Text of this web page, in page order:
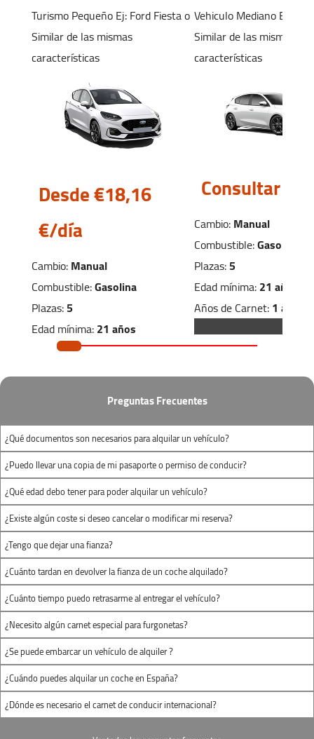
Domingo:Cerrado
Sevilla Cartuja
C.C TORRE SEVILLA CAMINO
DESCUBRIMIENTOS, S N
+34 652 952 388
Ver Mapa
Horario:
Lunes-Viernes:08:00 - 19:00
Sábado:09:00 - 17:00
09:00 - 17:00
Pol.Ind. La Negrilla
Pol. Ind. La Negrilla. C/Tipografía nº 16
(Nave 3)
Sevilla Este, Sevilla 41016
+34 652 952 388
sevillaE@autofurgo.com
Ver Mapa
Horario:
Lunes-Viernes:08:00 - 18:00
Turismo PequeñoEj: Ford Fiestao
Similar de las mismas
características
Desde €18,16
€/día
Cambio:Manual
Combustible:Gasolina
Plazas:5
Edad mínima:21 años
Años de Carnet:1 año
2 maletas pequeñas
Vehiculo MedianoEj:
Similar de las mismas
características
Consultar
Cambio:Manual
Combustible:Gasolina
Plazas:5
Edad mínima:21 años
Años de Carnet:1 año
Preguntas Frecuentes
¿Qué documentos son necesarios para alquilar un vehículo?
¿Puedo llevar una copia de mi pasaporte o permiso de conducir?
¿Qué edad debo tener para poder alquilar un vehículo?
¿Existe algún coste si deseo cancelar o modificar mi reserva?
¿Tengo que dejar una fianza?
¿Cuánto tardan en devolver la fianza de un coche alquilado?
¿Cuánto tiempo puedo retrasarme al entregar el vehículo?
¿Necesito algún carnet especial para furgonetas?
¿Se puede embarcar un vehículo de alquiler ?
¿Cuándo puedes alquilar un coche en España?
¿Dónde es necesario el carnet de conducir internacional?